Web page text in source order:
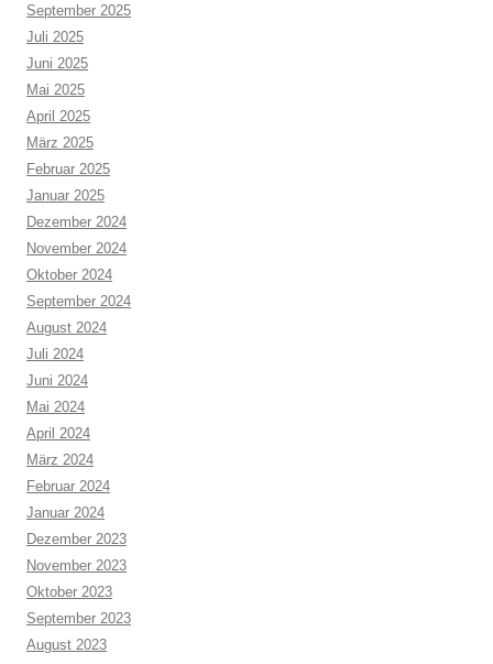
September 2025
Juli 2025
Juni 2025
Mai 2025
April 2025
März 2025
Februar 2025
Januar 2025
Dezember 2024
November 2024
Oktober 2024
September 2024
August 2024
Juli 2024
Juni 2024
Mai 2024
April 2024
März 2024
Februar 2024
Januar 2024
Dezember 2023
November 2023
Oktober 2023
September 2023
August 2023